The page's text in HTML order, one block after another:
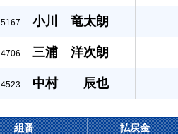
5167 小川 竜太朗
4706 三浦 洋次朗
4523 中村 辰也
組番 払戻金